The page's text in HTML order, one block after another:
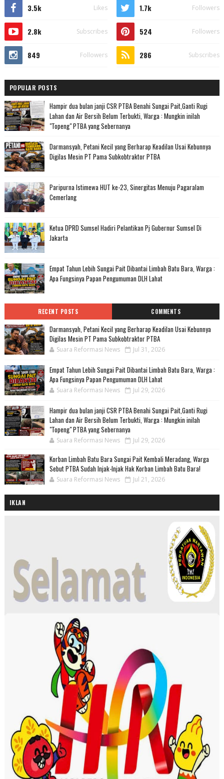
3.5k Likes 1.7k Followers
2.8k Subscribes 524 Followers
849 Followers 286 Subscribes
POPULAR POSTS
Hampir dua bulan janji CSR PTBA Benahi Sungai Pait,Ganti Rugi
Lahan dan Air Bersih Belum Terbukti, Warga : Mungkin inilah
"Topeng" PTBA yang Sebernanya
Darmansyah, Petani Kecil yang Berharap Keadilan Usai Kebunnya
Digilas Mesin PT Pama Subkobtraktor PTBA
Paripurna Istimewa HUT ke-23, Sinergitas Menuju Pagaralam
Cemerlang
Ketua DPRD Sumsel Hadiri Pelantikan Pj Gubernur Sumsel Di
Jakarta
Empat Tahun Lebih Sungai Pait Dibantai Limbah Batu Bara, Warga :
Apa Fungsinya Papan Pengumuman DLH Lahat
RECENT POSTS COMMENTS
Darmansyah, Petani Kecil yang Berharap Keadilan Usai Kebunnya
Digilas Mesin PT Pama Subkobtraktor PTBA
Suara Reformasi News Jul 31, 2026
Empat Tahun Lebih Sungai Pait Dibantai Limbah Batu Bara, Warga :
Apa Fungsinya Papan Pengumuman DLH Lahat
Suara Reformasi News Jul 29, 2026
Hampir dua bulan janji CSR PTBA Benahi Sungai Pait,Ganti Rugi
Lahan dan Air Bersih Belum Terbukti, Warga : Mungkin inilah
"Topeng" PTBA yang Sebernanya
Suara Reformasi News Jul 29, 2026
Korban Limbah Batu Bara Sungai Pait Kembali Meradang, Warga
Sebut PTBA Sudah Injak-Injak Hak Korban Limbah Batu Bara!
Suara Reformasi News Jul 21, 2026
IKLAN